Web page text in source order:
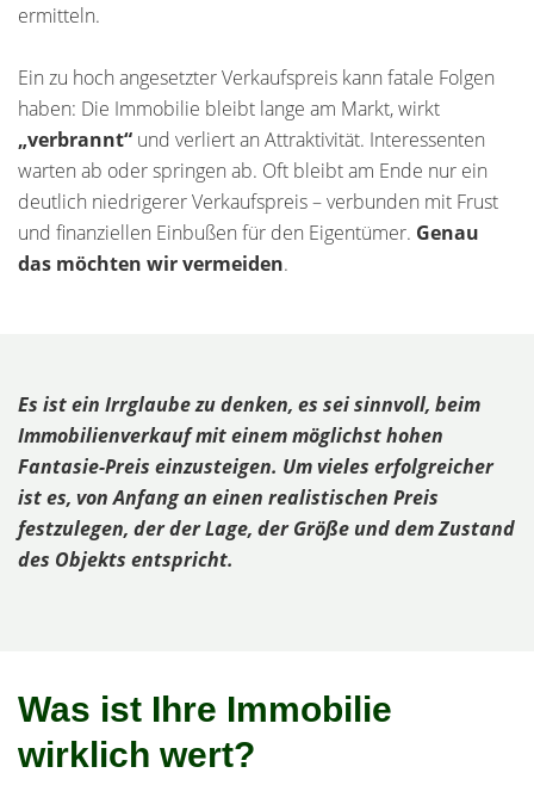
ermitteln.
Ein zu hoch angesetzter Verkaufspreis kann fatale Folgen
haben: Die Immobilie bleibt lange am Markt, wirkt
„verbrannt“ und verliert an Attraktivität. Interessenten
warten ab oder springen ab. Oft bleibt am Ende nur ein
deutlich niedrigerer Verkaufspreis – verbunden mit Frust
und finanziellen Einbußen für den Eigentümer. Genau
das möchten wir vermeiden.
Es ist ein Irrglaube zu denken, es sei sinnvoll, beim
Immobilienverkauf mit einem möglichst hohen
Fantasie-Preis einzusteigen. Um vieles erfolgreicher
ist es, von Anfang an einen realistischen Preis
festzulegen, der der Lage, der Größe und dem Zustand
des Objekts entspricht.
Was ist Ihre Immobilie
wirklich wert?